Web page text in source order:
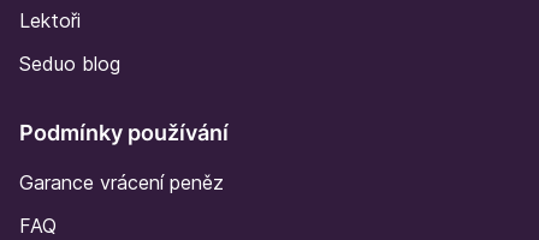
Lektoři
Seduo blog
Podmínky používání
Garance vrácení peněz
FAQ